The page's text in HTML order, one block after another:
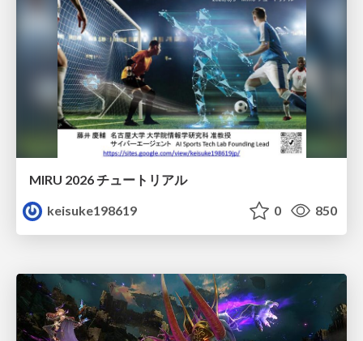
MIRU 2026 チュートリアル
keisuke198619
0 850